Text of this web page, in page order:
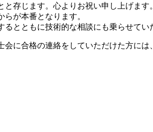
存じます。心よりお祝い申し上げます。
が本番となります。
とともに技術的な相談にも乗らせてい
に合格の連絡をしていただけた方に